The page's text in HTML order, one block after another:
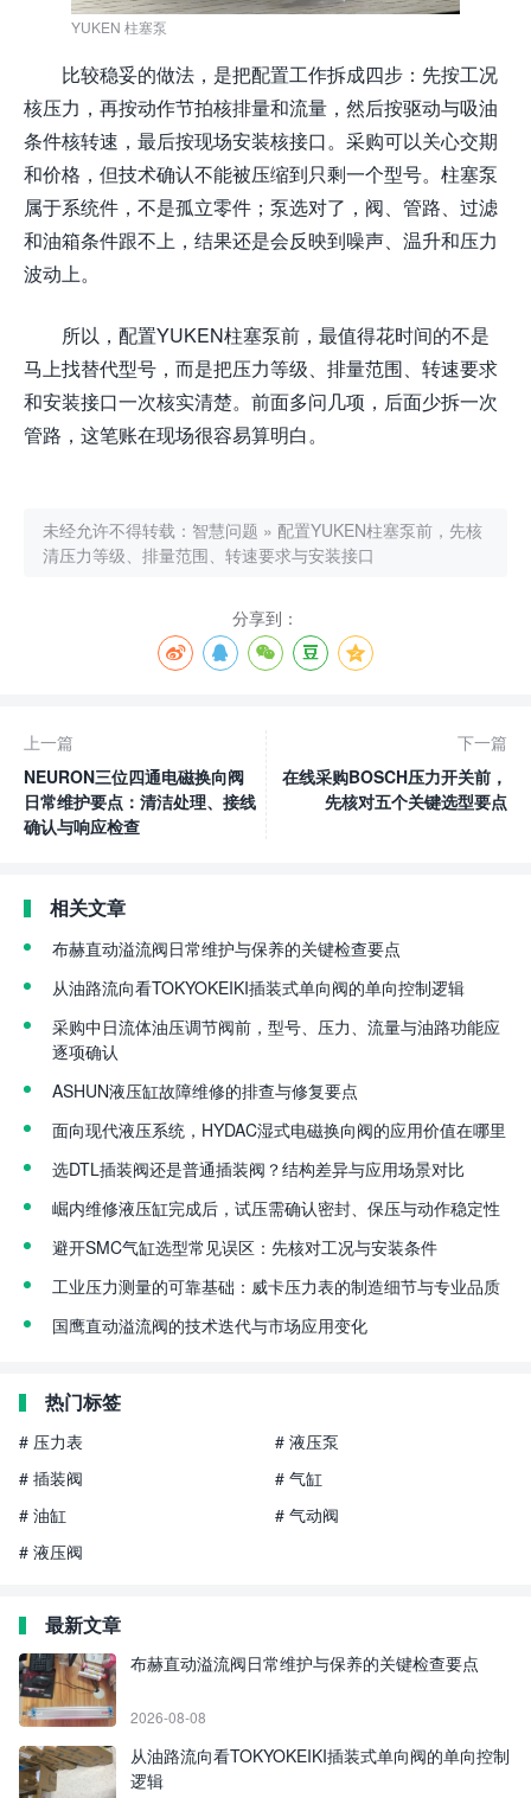
YUKEN 柱塞泵
比较稳妥的做法，是把配置工作拆成四步：先按工况
核压力，再按动作节拍核排量和流量，然后按驱动与吸油
条件核转速，最后按现场安装核接口。采购可以关心交期
和价格，但技术确认不能被压缩到只剩一个型号。柱塞泵
属于系统件，不是孤立零件；泵选对了，阀、管路、过滤
和油箱条件跟不上，结果还是会反映到噪声、温升和压力
波动上。
所以，配置YUKEN柱塞泵前，最值得花时间的不是
马上找替代型号，而是把压力等级、排量范围、转速要求
和安装接口一次核实清楚。前面多问几项，后面少拆一次
管路，这笔账在现场很容易算明白。
未经允许不得转载： 智慧问题 » 配置YUKEN柱塞泵前，先核
清压力等级、排量范围、转速要求与安装接口
分享到：
上一篇
NEURON三位四通电磁换向阀
日常维护要点：清洁处理、接线
确认与响应检查
下一篇
在线采购BOSCH压力开关前，
先核对五个关键选型要点
相关文章
布赫直动溢流阀日常维护与保养的关键检查要点
从油路流向看TOKYOKEIKI插装式单向阀的单向控制逻辑
采购中日流体油压调节阀前，型号、压力、流量与油路功能应
逐项确认
ASHUN液压缸故障维修的排查与修复要点
面向现代液压系统，HYDAC湿式电磁换向阀的应用价值在哪里
选DTL插装阀还是普通插装阀？结构差异与应用场景对比
崛内维修液压缸完成后，试压需确认密封、保压与动作稳定性
避开SMC气缸选型常见误区：先核对工况与安装条件
工业压力测量的可靠基础：威卡压力表的制造细节与专业品质
国鹰直动溢流阀的技术迭代与市场应用变化
热门标签
# 压力表
# 液压泵
# 插装阀
# 气缸
# 油缸
# 气动阀
# 液压阀
最新文章
布赫直动溢流阀日常维护与保养的关键检查要点
2026-08-08
从油路流向看TOKYOKEIKI插装式单向阀的单向控制
逻辑